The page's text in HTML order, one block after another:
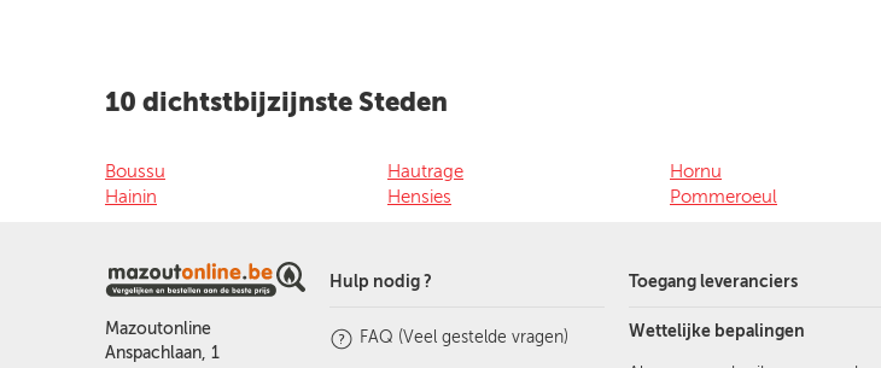
10 dichtstbijzijnste Steden
Boussu
Hainin
Hautrage
Hensies
Hornu
Pommeroeul
Mazoutonline
Anspachlaan, 1
Hulp nodig ?
FAQ (Veel gestelde vragen)
Toegang leveranciers
Wettelijke bepalingen